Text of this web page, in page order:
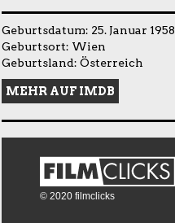
Geburtsdatum: 25. Januar 1958
Geburtsort: Wien
Geburtsland: Österreich
MEHR AUF IMDB
© 2020 filmclicks